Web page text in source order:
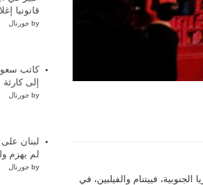
فييتنام والفيلبين، في
قانونيا
by جورنال
كاتب
إلى كارثة
by جورنال
لبنان
لم يهزم
by جورنال